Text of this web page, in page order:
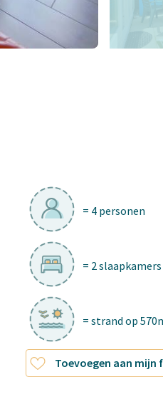
= 4 personen
= 2 slaapkamers
= strand op
Toevoegen aan mijn